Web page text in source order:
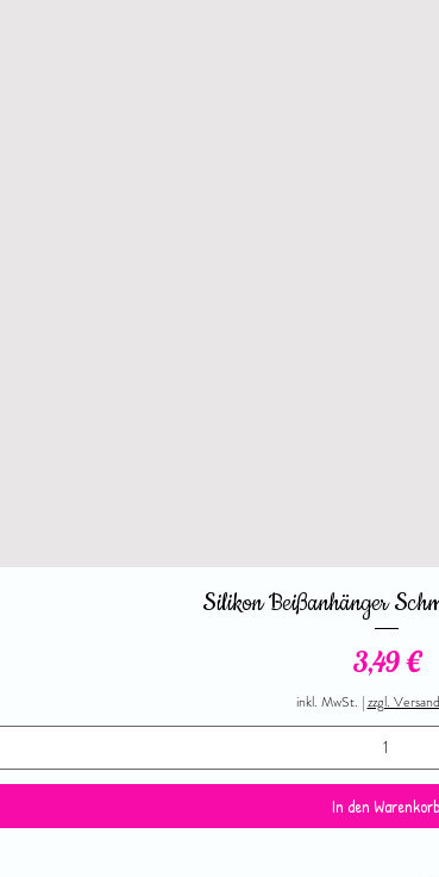
Schnellansicht
Silikon Beißanhänger
Preis
3,49 €
inkl. MwSt. |zzgl.
In den Warenkorb